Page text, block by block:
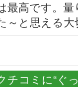
最高です。
～と思える
チコミに“ぐ